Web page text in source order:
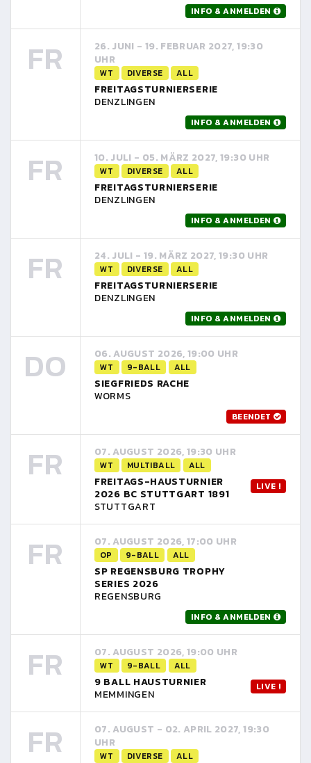
INFO & ANMELDEN
FR
26. JUNI - 19. FEBRUAR 2027, 19:30
UHR
WT DIVERSE ALL
FREITAGSTURNIERSERIE
DENZLINGEN
INFO & ANMELDEN
FR 10. JULI - 05. MÄRZ 2027, 19:30 UHR
WT DIVERSE ALL
FREITAGSTURNIERSERIE
DENZLINGEN
INFO & ANMELDEN
FR 24. JULI - 19. MÄRZ 2027, 19:30 UHR
WT DIVERSE ALL
FREITAGSTURNIERSERIE
DENZLINGEN
INFO & ANMELDEN
DO 06. AUGUST 2026, 19:00 UHR
WT 9-BALL ALL
SIEGFRIEDS RACHE
WORMS
BEENDET
FR 07. AUGUST 2026, 19:30 UHR
WT MULTIBALL ALL
FREITAGS-HAUSTURNIER
2026 BC STUTTGART 1891
STUTTGART
LIVE !
FR 07. AUGUST 2026, 17:00 UHR
OP 9-BALL ALL
SP REGENSBURG TROPHY
SERIES 2026
REGENSBURG
INFO & ANMELDEN
FR 07. AUGUST 2026, 19:00 UHR
WT 9-BALL ALL
9 BALL HAUSTURNIER
MEMMINGEN
LIVE !
FR
07. AUGUST - 02. APRIL 2027, 19:30
UHR
WT DIVERSE ALL